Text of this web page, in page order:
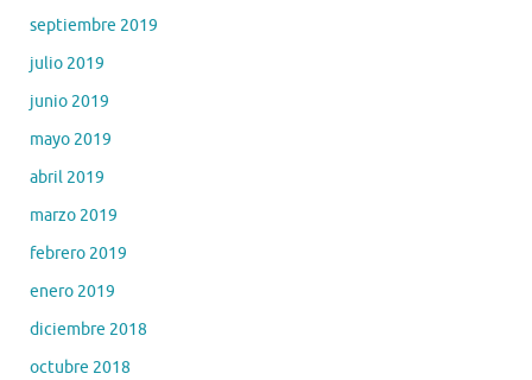
septiembre 2019
julio 2019
junio 2019
mayo 2019
abril 2019
marzo 2019
febrero 2019
enero 2019
diciembre 2018
octubre 2018